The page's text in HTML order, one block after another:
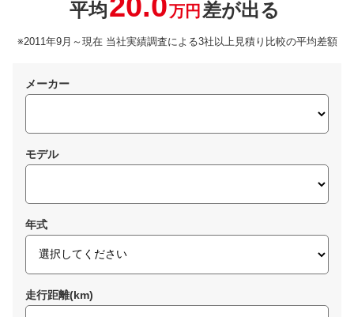
平均
万円 差が出る
※2011年9月～現在 当社実績調査による3社以上見積り比較の平均差額
メーカー
モデル
年式
走行距離(km)